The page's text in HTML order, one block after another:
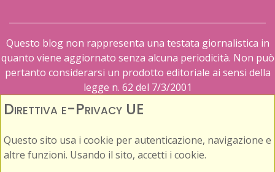
Questo blog non rappresenta una testata giornalistica in
quanto viene aggiornato senza alcuna periodicità. Non può
pertanto considerarsi un prodotto editoriale ai sensi della
legge n. 62 del 7/3/2001
Direttiva e-Privacy UE
Questo sito usa i cookie per autenticazione, navigazione e
altre funzioni. Usando il sito, accetti i cookie.